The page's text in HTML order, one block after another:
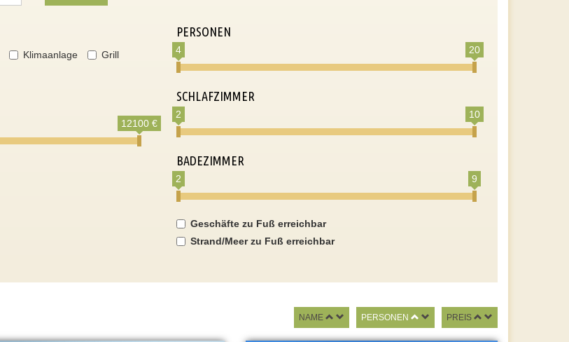
Klimaanlage
Grill
12100 €
PERSONEN
4 20
SCHLAFZIMMER
2 10
BADEZIMMER
2 9
Geschäfte zu Fuß erreichbar
Strand/Meer zu Fuß erreichbar
NAME PERSONEN PREIS